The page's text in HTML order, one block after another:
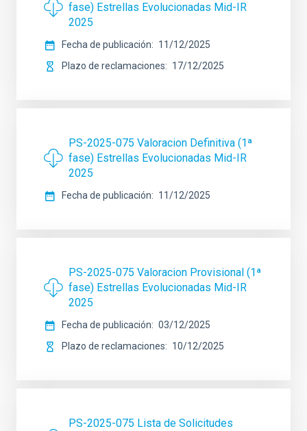
fase) Estrellas Evolucionadas Mid-IR
2025
Fecha de publicación
11/12/2025
Plazo de reclamaciones
17/12/2025
PS-2025-075 Valoracion Definitiva (1ª
fase) Estrellas Evolucionadas Mid-IR
2025
Fecha de publicación 11/12/2025
PS-2025-075 Valoracion Provisional (1ª
fase) Estrellas Evolucionadas Mid-IR
2025
Fecha de publicación
03/12/2025
Plazo de reclamaciones
10/12/2025
PS-2025-075 Lista de Solicitudes